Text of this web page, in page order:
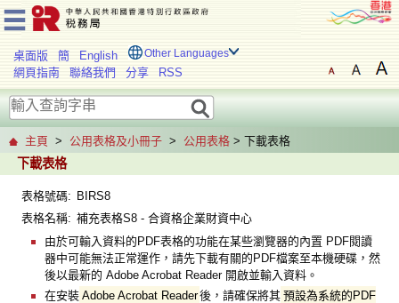
桌面版 簡 English Other Languages
網頁指南 聯絡我們 分享 RSS
主頁 > 公用表格及小冊子 > 公用表格 > 下載表格
下載表格
表格號碼: BIRS8
表格名稱: 補充表格S8 - 合資格企業財資中心
由於可輸入資料的PDF表格的功能在某些瀏覽器的內置 PDF閱讀
器中可能無法正常運作，請先下載有關的PDF檔案至本機硬碟，然
後以最新的 Adobe Acrobat Reader 開啟並輸入資料。
在安裝 Adobe Acrobat Reader後，請確保將其 預設為系統的PDF